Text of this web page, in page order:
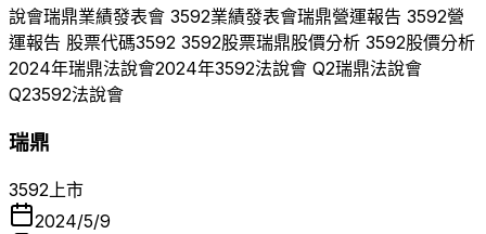
說會瑞鼎業績發表會 3592業績發表會瑞鼎營運報告 3592營
運報告 股票代碼3592 3592股票瑞鼎股價分析 3592股價分析
2024年瑞鼎法說會2024年3592法說會 Q2瑞鼎法說會
Q23592法說會
瑞鼎
3592上市
2024/5/9